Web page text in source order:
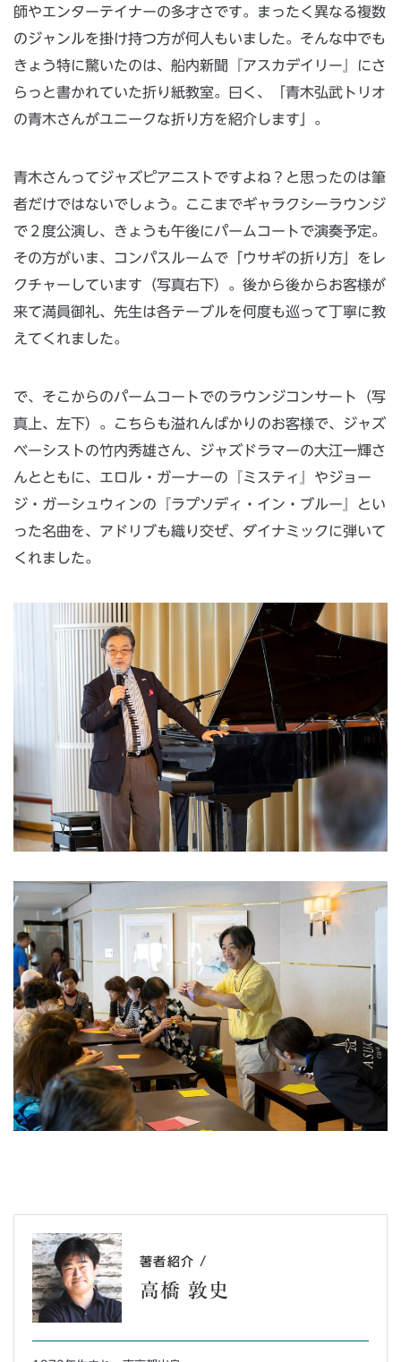
師やエンターテイナーの多才さです。まったく異なる複数
のジャンルを掛け持つ方が何人もいました。そんな中でも
きょう特に驚いたのは、船内新聞『アスカデイリー』にさ
らっと書かれていた折り紙教室。曰く、「青木弘武トリオ
の青木さんがユニークな折り方を紹介します」。
青木さんってジャズピアニストですよね？と思ったのは筆
者だけではないでしょう。ここまでギャラクシーラウンジ
で２度公演し、きょうも午後にパームコートで演奏予定。
その方がいま、コンパスルームで「ウサギの折り方」をレ
クチャーしています（写真右下）。後から後からお客様が
来て満員御礼、先生は各テーブルを何度も巡って丁寧に教
えてくれました。
で、そこからのパームコートでのラウンジコンサート（写
真上、左下）。こちらも溢れんばかりのお客様で、ジャズ
ベーシストの竹内秀雄さん、ジャズドラマーの大江一輝さ
んとともに、エロル・ガーナーの『ミスティ』やジョー
ジ・ガーシュウィンの『ラプソディ・イン・ブルー』とい
った名曲を、アドリブも織り交ぜ、ダイナミックに弾いて
くれました。
著者紹介 /
高橋 敦史